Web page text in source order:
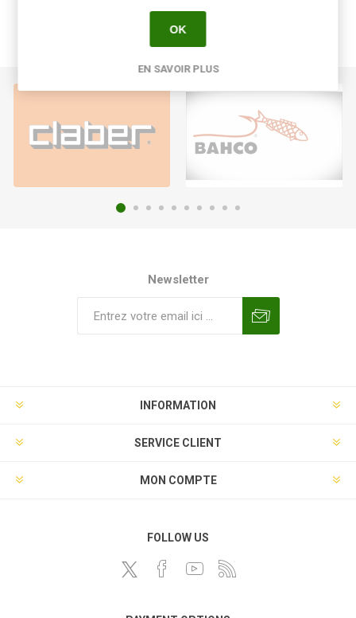
Newsletter
INFORMATION
SERVICE CLIENT
MON COMPTE
FOLLOW US
OK
EN SAVOIR PLUS